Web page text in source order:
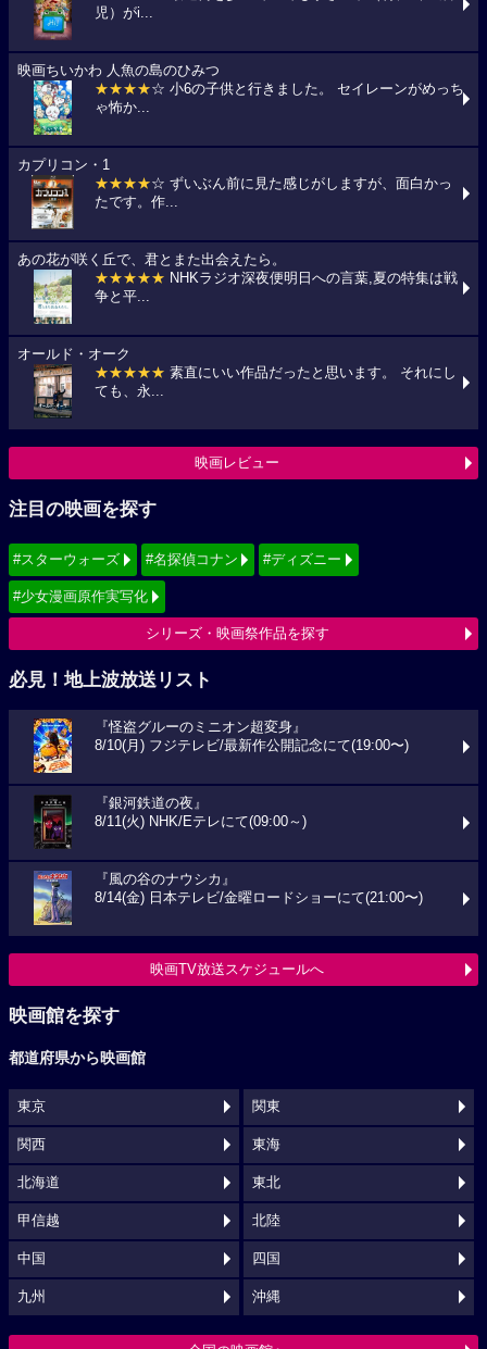
児）がi...
映画ちいかわ 人魚の島のひみつ
★★★★☆ 小6の子供と行きました。 セイレーンがめっち
ゃ怖か...
カプリコン・1
★★★★☆ ずいぶん前に見た感じがしますが、面白かっ
たです。作...
あの花が咲く丘で、君とまた出会えたら。
★★★★★ NHKラジオ深夜便明日への言葉,夏の特集は戦
争と平...
オールド・オーク
★★★★★ 素直にいい作品だったと思います。 それにし
ても、永...
映画レビュー
注目の映画を探す
#スターウォーズ #名探偵コナン #ディズニー
#少女漫画原作実写化
シリーズ・映画祭作品を探す
必見！地上波放送リスト
『怪盗グルーのミニオン超変身』
8/10(月) フジテレビ/最新作公開記念にて(19:00〜)
『銀河鉄道の夜』
8/11(火) NHK/Eテレにて(09:00～)
『風の谷のナウシカ』
8/14(金) 日本テレビ/金曜ロードショーにて(21:00〜)
映画TV放送スケジュールへ
映画館を探す
都道府県から映画館
東京 関東
関西 東海
北海道 東北
甲信越 北陸
中国 四国
九州 沖縄